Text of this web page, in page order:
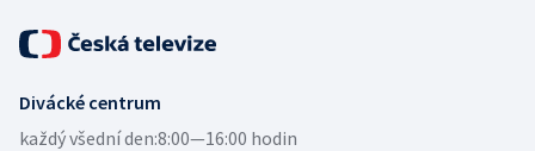
Divácké centrum
každý všední den:8:00—16:00 hodin